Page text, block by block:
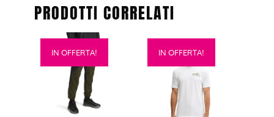
PRODOTTI CORRELATI
IN OFFERTA!
Questo
prodotto
varianti.
IN OFFERTA!
Questo
prodotto
varianti.